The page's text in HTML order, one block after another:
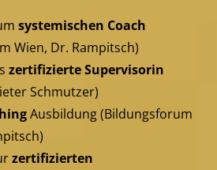
systemischen Coach
Wien, Dr. Rampitsch)
zertifizierte Supervisorin
Schmutzer)
Ausbildung (Bildungsforum
zertifizierten